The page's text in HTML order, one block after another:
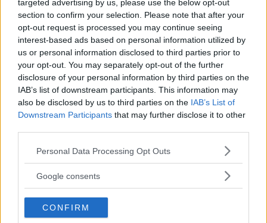
targeted advertising by us, please use the below opt-out
section to confirm your selection. Please note that after your
opt-out request is processed you may continue seeing
interest-based ads based on personal information utilized by
us or personal information disclosed to third parties prior to
your opt-out. You may separately opt-out of the further
disclosure of your personal information by third parties on the
IAB’s list of downstream participants. This information may
also be disclosed by us to third parties on the IAB’s List of
Downstream Participants that may further disclose it to other
Please note that this website/app uses one or more Google
not limited to your visit or usage behaviour. You may click to
use your data for below specified purposes in below Google
consent section.
Personal Data Processing Opt Outs
Google consents
CONFIRM
ISCRIVITI
LOGIN